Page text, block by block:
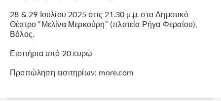
28 & 29 Ιουλίου 2025 στις 21.30 μ.μ. στο Δημοτικό
Θέατρο “Μελίνα Μερκούρη” (πλατεία Ρήγα Φεραίου),
Βόλος.
Εισιτήρια από 20 ευρώ
Προπώληση εισιτηρίων: more.com